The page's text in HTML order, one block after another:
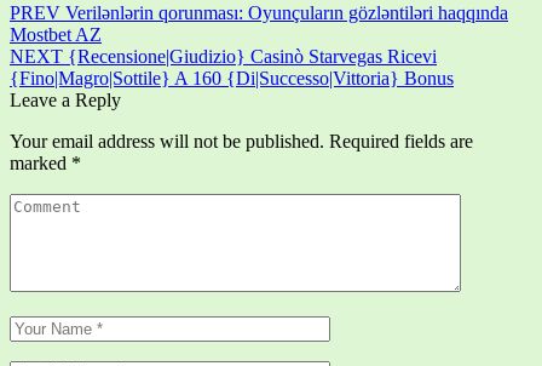
PREV Verilənlərin qorunması: Oyunçuların gözləntiləri haqqında
Mostbet AZ
NEXT {Recensione|Giudizio} Casinò Starvegas Ricevi
{Fino|Magro|Sottile} A 160 {Di|Successo|Vittoria} Bonus
Leave a Reply
Your email address will not be published. Required fields are
marked *